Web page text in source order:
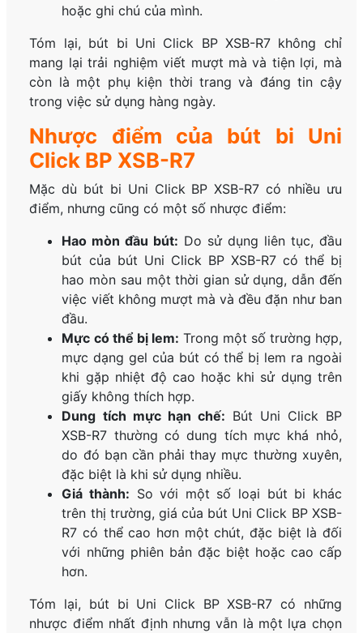
hoặc ghi chú của mình.
Tóm lại, bút bi Uni Click BP XSB-R7 không chỉ
mang lại trải nghiệm viết mượt mà và tiện lợi, mà
còn là một phụ kiện thời trang và đáng tin cậy
trong việc sử dụng hàng ngày.
Nhược điểm của bút bi Uni
Click BP XSB-R7
Mặc dù bút bi Uni Click BP XSB-R7 có nhiều ưu
điểm, nhưng cũng có một số nhược điểm:
Hao mòn đầu bút: Do sử dụng liên tục, đầu
bút của bút Uni Click BP XSB-R7 có thể bị
hao mòn sau một thời gian sử dụng, dẫn đến
việc viết không mượt mà và đều đặn như ban
đầu.
Mực có thể bị lem: Trong một số trường hợp,
mực dạng gel của bút có thể bị lem ra ngoài
khi gặp nhiệt độ cao hoặc khi sử dụng trên
giấy không thích hợp.
Dung tích mực hạn chế: Bút Uni Click BP
XSB-R7 thường có dung tích mực khá nhỏ,
do đó bạn cần phải thay mực thường xuyên,
đặc biệt là khi sử dụng nhiều.
Giá thành: So với một số loại bút bi khác
trên thị trường, giá của bút Uni Click BP XSB-
R7 có thể cao hơn một chút, đặc biệt là đối
với những phiên bản đặc biệt hoặc cao cấp
hơn.
Tóm lại, bút bi Uni Click BP XSB-R7 có những
nhược điểm nhất định nhưng vẫn là một lựa chọn